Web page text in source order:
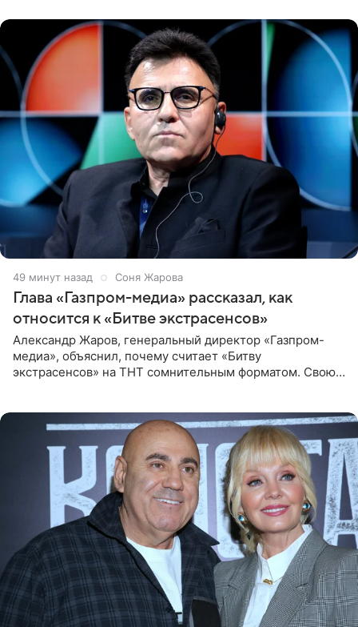
49 минут назад Соня Жарова
Глава «Газпром-медиа» рассказал, как
относится к «Битве экстрасенсов»
Александр Жаров, генеральный директор «Газпром-
медиа», объяснил, почему считает «Битву
экстрасенсов» на ТНТ сомнительным форматом. Свою